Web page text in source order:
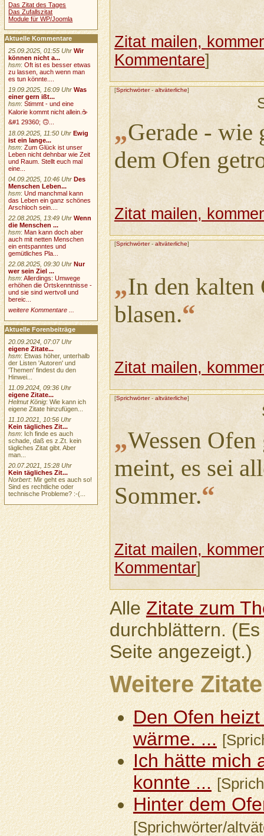
Zitat mailen,
Kommentare]
[Sprichwörter- altväterliche]
„Gerade - wie
dem Ofen
Zitat mailen,
[Sprichwörter- altväterliche]
„In den kalten
blasen.“
Zitat mailen,
[Sprichwörter- altväterliche]
„Wessen
meint, es sei
Sommer.“
Zitat mailen,
Kommentar]
AlleZitate zum
durchblättern.
Seite angezeigt.)
Weitere Zitate
Den Ofen
wärme. ...
Ich hätte mich
konnte ...
Hinter dem
[Sprichwörter/
Das Zitat des Tages
Das Zufallszitat
Module für WP/Joomla
Aktuelle Kommentare
25.09.2025, 01:55 Uhr Wir
können nicht a...
hsm:Oft ist es besser etwas
zu lassen, auch wenn man
es tun könnte....
19.09.2025, 16:09 Uhr Was
einer gern ißt...
hsm:Stimmt - und eine
Kalorie kommt nicht allein.☕
&#1 29360; 🙃...
18.09.2025, 11:50 Uhr Ewig
ist ein lange...
hsm:Zum Glück ist unser
Leben nicht dehnbar wie Zeit
und Raum. Stellt euch mal
eine...
04.09.2025, 10:46 Uhr Des
Menschen Leben...
hsm:Und manchmal kann
das Leben ein ganz schönes
Arschloch sein....
22.08.2025, 13:49 Uhr Wenn
die Menschen ...
hsm:Man kann doch aber
auch mit netten Menschen
ein entspanntes und
gemütliches Pla...
22.08.2025, 09:30 Uhr Nur
wer sein Ziel ...
hsm:Allerdings: Umwege
erhöhen die Ortskenntnisse -
und sie sind wertvoll und
bereic...
weitere Kommentare ...
Aktuelle Forenbeiträge
20.09.2024, 07:07 Uhr
eigene Zitate...
hsm: Etwas höher, unterhalb
der Listen 'Autoren' und
'Themen' findest du den
Hinwei...
11.09.2024, 09:36 Uhr
eigene Zitate...
Helmut König: Wie kann ich
eigene Zitate hinzufügen...
11.10.2021, 10:56 Uhr
Kein tägliches Zit...
hsm: Ich finde es auch
schade, daß es z.Zt. kein
tägliches Zitat gibt. Aber
man...
20.07.2021, 15:28 Uhr
Kein tägliches Zit...
Norbert: Mir geht es auch so!
Sind es rechtliche oder
technische Probleme? :-(...